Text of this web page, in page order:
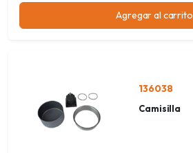
Agregar al carrito
136038
Camisilla